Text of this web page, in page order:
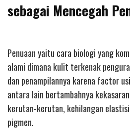
sebagai Mencegah
Penuaan yaitu cara biologi yang
alami dimana kulit terkenak
dan penampilannya karena factor
antara lain bertambahnya
kerutan-kerutan, kehilangan
pigmen.